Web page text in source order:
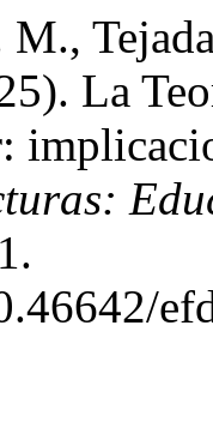
M.,
La